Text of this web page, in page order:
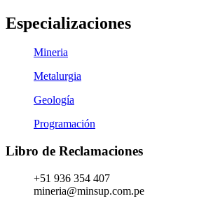
Especializaciones
Mineria
Metalurgia
Geología
Programación
Libro de Reclamaciones
+51 936 354 407
mineria@minsup.com.pe